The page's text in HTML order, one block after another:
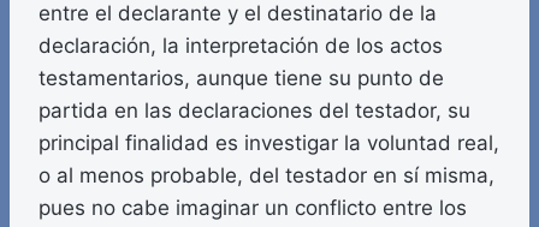
entre el declarante y el destinatario de la
declaración, la interpretación de los actos
testamentarios, aunque tiene su punto de
partida en las declaraciones del testador, su
principal finalidad es investigar la voluntad real,
o al menos probable, del testador en sí misma,
pues no cabe imaginar un conflicto entre los